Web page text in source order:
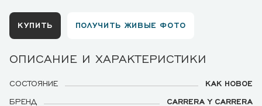
КУПИТЬ ПОЛУЧИТЬ ЖИВЫЕ ФОТО
ОПИСАНИЕ И ХАРАКТЕРИСТИКИ
СОСТОЯНИЕ
КАК НОВОЕ
БРЕНД
CARRERA Y CARRERA